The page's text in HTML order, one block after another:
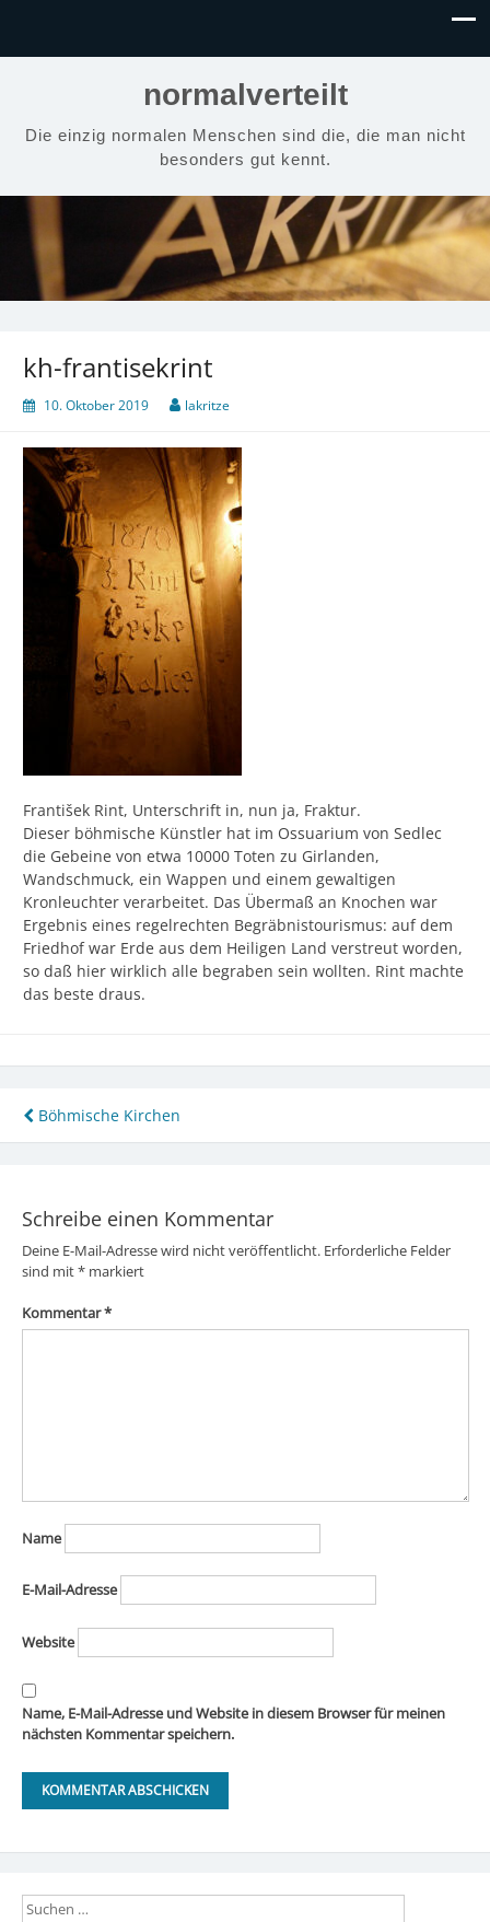
normalverteilt
Die einzig normalen Menschen sind die, die man nicht
besonders gut kennt.
kh-frantisekrint
10. Oktober 2019 lakritze
František Rint, Unterschrift in, nun ja, Fraktur.
Dieser böhmische Künstler hat im Ossuarium von Sedlec
die Gebeine von etwa 10000 Toten zu Girlanden,
Wandschmuck, ein Wappen und einem gewaltigen
Kronleuchter verarbeitet. Das Übermaß an Knochen war
Ergebnis eines regelrechten Begräbnistourismus: auf dem
Friedhof war Erde aus dem Heiligen Land verstreut worden,
so daß hier wirklich alle begraben sein wollten. Rint machte
das beste draus.
Beitragsnavigation
Böhmische Kirchen
Schreibe einen Kommentar
Deine E-Mail-Adresse wird nicht veröffentlicht. Erforderliche Felder
sind mit*markiert
Kommentar*
Name
E-Mail-Adresse
Website
Name, E-Mail-Adresse und Website in diesem Browser für meinen
nächsten Kommentar speichern.